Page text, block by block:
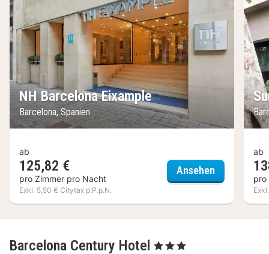
NH Barcelona Eixample
Barcelona, Spanien
ab
125,82 €
pro Zimmer pro Nacht
Exkl. 5,50 € Citytax p.P.p.N.
Ansehen NH
ab
pro
Barcelona Century Hotel , 3 Sterne